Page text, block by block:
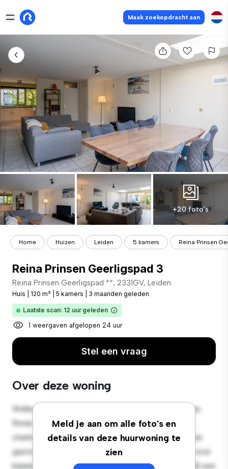
Maak zoekopdracht aan
+20 foto's
Home Huizen Leiden 5 kamers Reina Prinsen
Reina Prinsen Geerligspad 3
Reina Prinsen Geerligspad **, 2331GV, Leiden
Huis 120 m² 5 kamers 3 maanden geleden
Laatste scan: 12 uur geleden
1 weergaven afgelopen 24 uur
Stel een vraag
Over deze woning
Meld je aan om alle foto's en
details van deze huurwoning te
zien
Welkom in een sfeervolle oase in de buitenwijken van
Reina Prinsen Geerligspad 3, 2331GV, Leiden! Dit
charmante huis met 5 slaapkamers biedt een ruime en
gastvrije omgeving. De grote achtertuin is perfect voor
bijeenkomsten buiten en het gezellige interieur biedt een